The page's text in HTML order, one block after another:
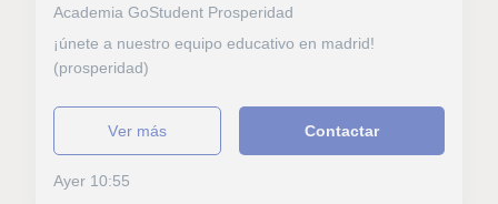
Academia GoStudent Prosperidad
¡únete a nuestro equipo educativo en madrid!
(prosperidad)
ver más Contactar
Ayer 10:55